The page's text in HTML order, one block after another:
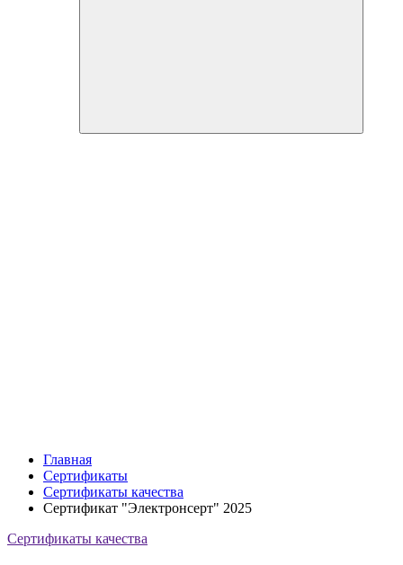
Главная
Сертификаты
Сертификаты качества
Сертификат "Электронсерт" 2025
Сертификаты качества